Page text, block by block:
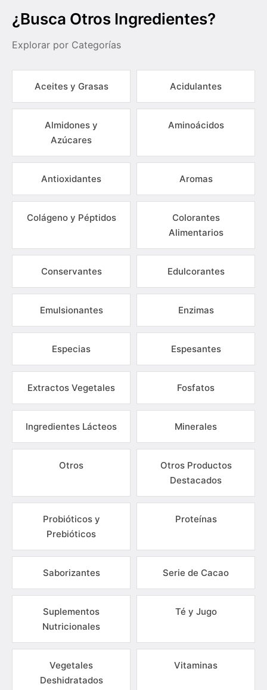
¿Busca Otros Ingredientes?
Explorar por Categorías
Aceites y Grasas Acidulantes
Almidones y
Azúcares
Aminoácidos
Antioxidantes Aromas
Colágeno y Péptidos
Colorantes
Alimentarios
Conservantes Edulcorantes
Emulsionantes Enzimas
Especias Espesantes
Extractos Vegetales Fosfatos
Ingredientes Lácteos Minerales
Otros
Otros Productos
Destacados
Probióticos y
Prebióticos
Proteínas
Saborizantes Serie de Cacao
Suplementos
Nutricionales
Té y Jugo
Vegetales
Deshidratados
Vitaminas